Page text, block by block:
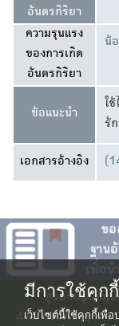
อันตรกิริยา
ความรุนแรง
ของการเกิด
อันตรกิริยา
น้
ข้อแนะนำ
ใ
รั
เอกสารอ้างอิง
ศูนยข้อมูลสมุน
447 ถนนศรีอยุธยา
มีการใช้คุกกี้
เว็บไซต์นี้ใช้คุกกี้เพื่อ